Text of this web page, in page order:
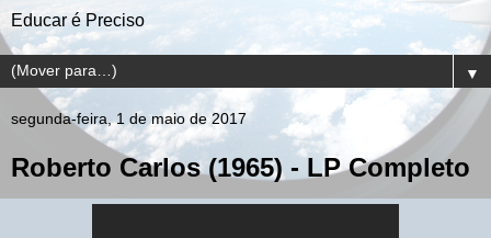
Educar é Preciso
▼
segunda-feira, 1 de maio de 2017
Roberto Carlos (1965) - LP Completo